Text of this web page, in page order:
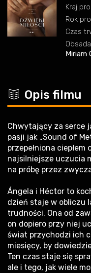
Kraj
Rok
Czas
Miriam
c Opis filmu
Chwytający za serce
pasji jak „Sound of
przepełniona
najsilniejsze uczucia
na próbę przez
‍Ángela i Héctor to
dzień staje w obliczu
trudności. Ona od
on dopiero przy niej
świat przychodzi ich
miesięcy, by
Ten czas staje się
ale i tego, jak wiele